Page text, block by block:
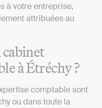
à votre entreprise,
attribuées au
cabinet
à Étréchy ?
comptable sont
ou dans toute la